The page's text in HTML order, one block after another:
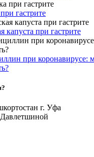
гастрите
капуста при гастрите
при коронавирусе:
г. Уфа